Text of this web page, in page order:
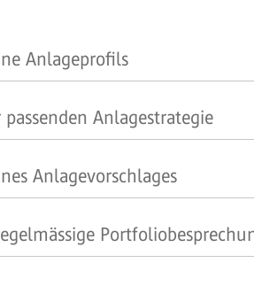
Anlageprofils
Anlagestrategie
Anlagevorschlages